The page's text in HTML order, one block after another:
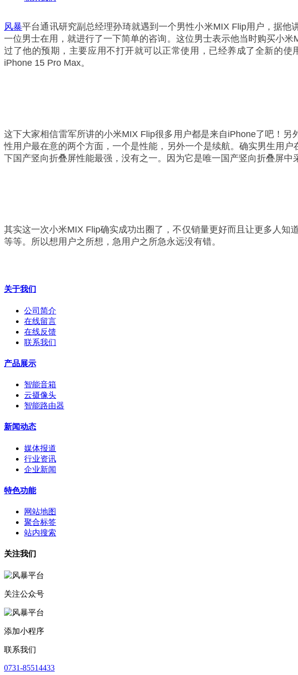
风暴平台通讯研究副总经理孙琦就遇到一个男性小米MIX Flip用户，据
一位男士在用，就进行了一下简单的咨询。这位男士表示他当时购买小
过了他的预期，主要应用不打开就可以正常使用，已经养成了全新的
iPhone 15 Pro Max。
这下大家相信雷军所讲的小米MIX Flip很多用户都是来自iPhone了吧！
性用户最在意的两个方面，一个是性能，另外一个是续航。确实男生用
下国产竖向折叠屏性能最强，没有之一。因为它是唯一国产竖向折叠屏中
其实这一次小米MIX Flip确实成功出圈了，不仅销量更好而且让更多人
等等。所以想用户之所想，急用户之所急永远没有错。
关于我们
公司简介
在线留言
在线反馈
联系我们
产品展示
智能音箱
云摄像头
智能路由器
新闻动态
媒体报道
行业资讯
企业新闻
特色功能
网站地图
聚合标签
站内搜索
关注我们
关注公众号
添加小程序
联系我们
0731-85514433